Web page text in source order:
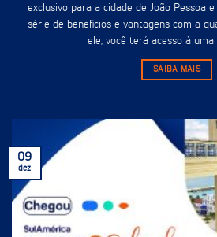
exclusivo para a cidade de João Pessoa
série de benefícios e vantagens com a
ele, você terá acesso à uma
SAIBA MAIS
09
dez